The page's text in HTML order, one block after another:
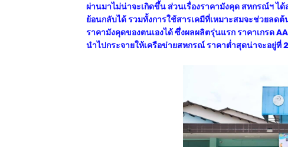
ผ่านมาไม่น่าจะเกิดขึ้น ส่วนเรื่องราคามังคุด สหกรณ์ฯ ไ
ย้อนกลับได้ รวมทั้งการใช้สารเคมีที่เหมาะสมจะช่วยล
ราคามังคุดของตนเองได้ ซึ่งผลผลิตรุ่นแรก ราคาเกรด
นำไปกระจายให้เครือข่ายสหกรณ์ ราคาต่ำสุดน่าจะอยู่ที่